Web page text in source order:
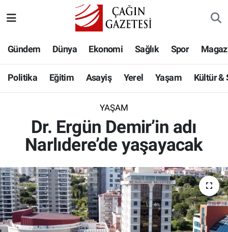
Gündem Dünya Ekonomi Sağlık Spor
Politika Eğitim Asayiş Yerel Yaşam Kültür &
YAŞAM
Dr. Ergün Demir’in adı
Narlıdere’de yaşayacak
Eğitim
Asayiş
Yaşam
Kültür & Sanat
Bilim-Teknoloji
Köşe Yazıları
Hava Durumu
Namaz Vakitleri
Süper Lig Puan Durumu ve Fikstür
Tüm Manşetler
Son Dakika Haberleri
Haber Arşivi